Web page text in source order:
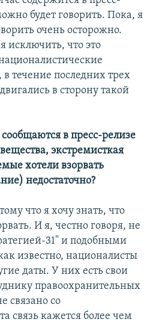
будет говорить. Пока, я
очень осторожно.
исключить, что это
течение последних трех
в сторону такой
в пресс-релизе
экстремисткая
хотели взорвать
недостаточно?
что я хочу знать, что
И я, честно говоря, не
31" и подобными
известно, националисты
даты. У них есть свои
правоохранительных
связано со
связь кажется более чем